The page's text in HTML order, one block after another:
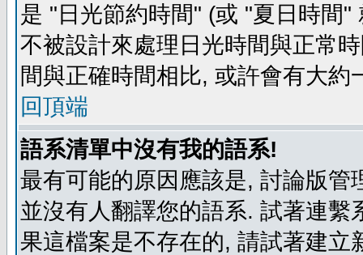
是 "日光節約時間" (或 "夏日時間
不被設計來處理日光時間與正常
間與正確時間相比, 或許會有大約
回頂端
語系清單中沒有我的語系!
最有可能的原因應該是, 討論版
並沒有人翻譯您的語系. 試著連
果這檔案是不存在的, 請試著建